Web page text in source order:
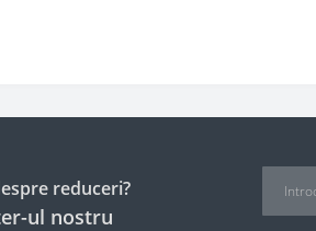
reduceri?
ul nostru